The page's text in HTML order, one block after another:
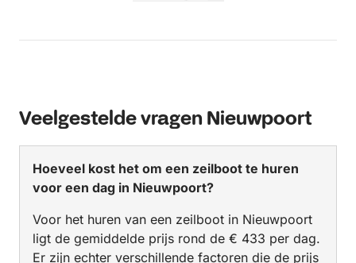
Veelgestelde vragen Nieuwpoort
Hoeveel kost het om een zeilboot te huren
voor een dag in Nieuwpoort?
Voor het huren van een zeilboot in Nieuwpoort
ligt de gemiddelde prijs rond de € 433 per dag.
Er zijn echter verschillende factoren die de prijs